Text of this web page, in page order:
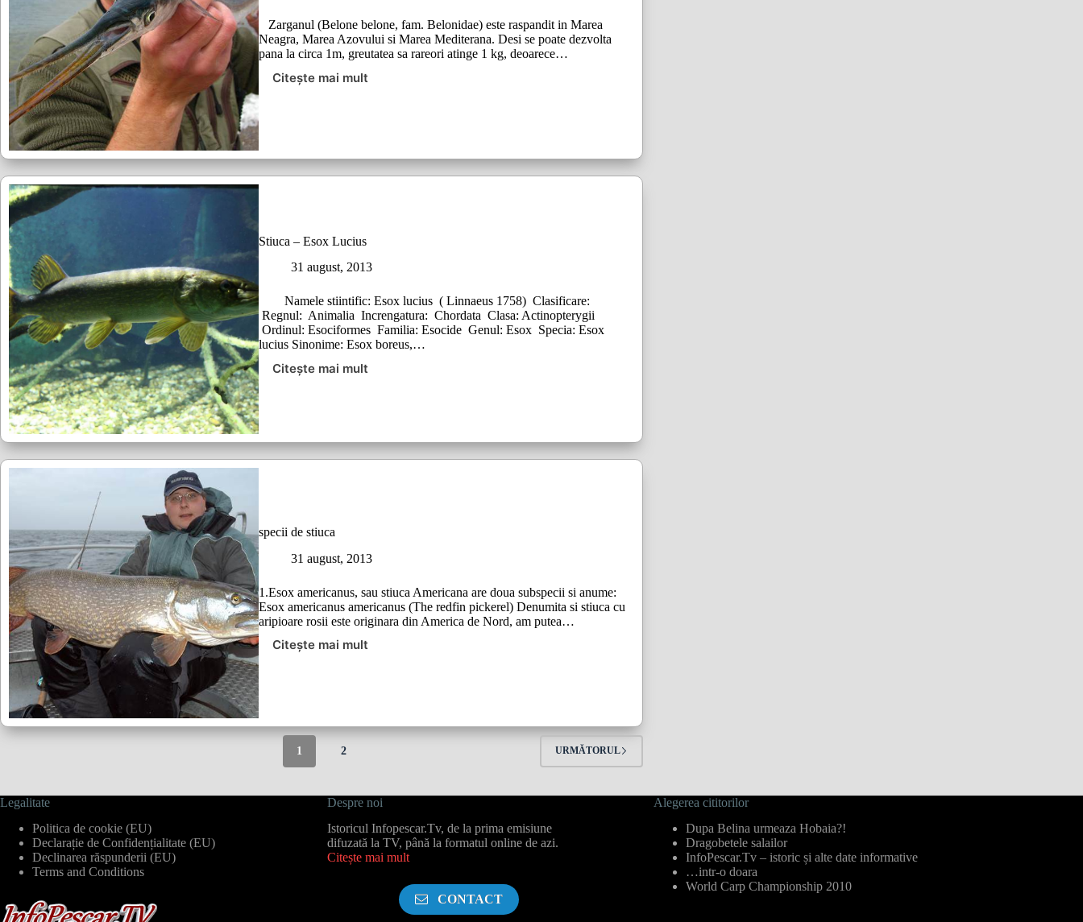
Zarganul (Belone belone, fam. Belonidae) este raspandit in Marea
Neagra, Marea Azovului si Marea Mediterana. Desi se poate dezvolta
pana la circa 1m, greutatea sa rareori atinge 1 kg, deoarece…
Citește mai mult
Zarganul
Stiuca – Esox Lucius
31 august, 2013
Namele stiintific: Esox lucius ( Linnaeus 1758) Clasificare:
Regnul: Animalia Increngatura: Chordata Clasa: Actinopterygii
Ordinul: Esociformes Familia: Esocide Genul: Esox Specia: Esox
lucius Sinonime: Esox boreus,…
Citește mai mult
Stiuca
specii de stiuca
31 august, 2013
1.Esox americanus, sau stiuca Americana are doua subspecii si anume:
Esox americanus americanus (The redfin pickerel) Denumita si stiuca cu
aripioare rosii este originara din America de Nord, am putea…
Citește mai mult
specii
1 2 URMĂTORUL
Legalitate
Politica de cookie (EU)
Declarație de Confidențialitate (EU)
Declinarea răspunderii (EU)
Terms and Conditions
Despre noi
Istoricul Infopescar.Tv, de la prima emisiune
difuzată la TV, până la formatul online de azi.
Citește mai mult
CONTACT
Alegerea cititorilor
Dupa Belina urmeaza Hobaia?!
Dragobetele salailor
InfoPescar.Tv – istoric și alte date informative
…intr-o doara
World Carp Championship 2010